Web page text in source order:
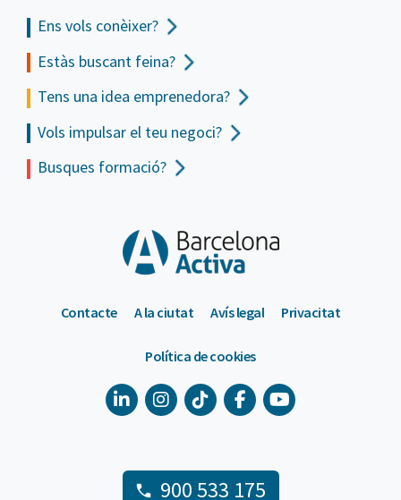
Ens vols conèixer?
Estàs buscant feina?
Tens una idea emprenedora?
Vols impulsar el teu negoci?
Busques formació?
Contacte A la ciutat Avís legal Privacitat
Política de cookies
900 533 175